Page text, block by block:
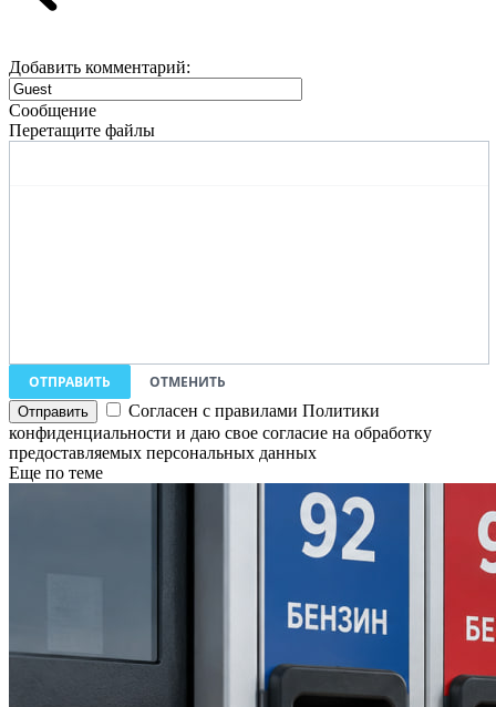
Добавить комментарий:
Сообщение
Перетащите файлы
ОТПРАВИТЬ
ОТМЕНИТЬ
Согласен с правилами Политики
конфиденциальности и даю свое согласие на обработку
предоставляемых персональных данных
Еще по теме